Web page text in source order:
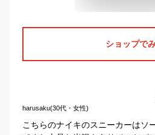
ショップで
harusaku(30代・女性)
こちらのナイキのスニーカーはソ